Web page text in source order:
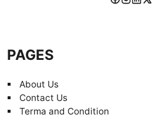
PAGES
About Us
Contact Us
Terma and Condition